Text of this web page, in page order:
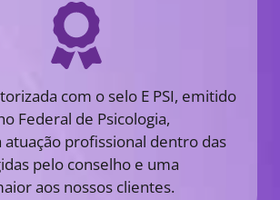
com o selo E PSI, emitido
Federal de Psicologia,
atuação profissional dentro das
pelo conselho e uma
aos nossos clientes.